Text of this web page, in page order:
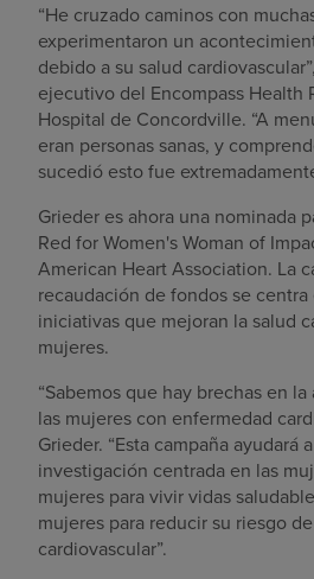
“He cruzado caminos con
experimentaron un
debido a su salud
ejecutivo del Encompass Health
Hospital de Concordville. “A
eran personas sanas, y
sucedió esto fue
Grieder es ahora una nominada
Red for Women's Woman of
American Heart Association. La
recaudación de fondos se
iniciativas que mejoran la salud
mujeres.
“Sabemos que hay brechas en
las mujeres con enfermedad
Grieder. “Esta campaña ayudará
investigación centrada en las
mujeres para vivir vidas
mujeres para reducir su riesgo
cardiovascular”.